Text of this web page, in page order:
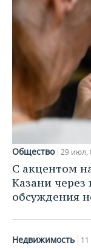
Общество 29 июл,
С акцентом
Казани через
обсуждения
Недвижимость